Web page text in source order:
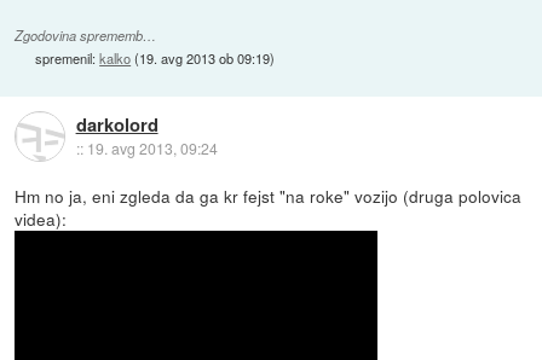
Zgodovina sprememb…
spremenil:kalko(19. avg 2013 ob 09:19)
darkolord
:: 19. avg 2013, 09:24
Hm no ja, eni zgleda da ga kr fejst "na roke" vozijo (druga polovica
videa):